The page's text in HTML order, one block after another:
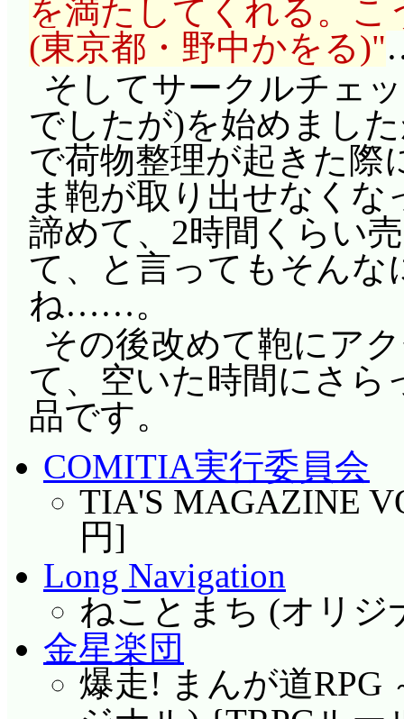
を満たしてくれる。
(東京都・野中かをる)
そしてサークルチェ
でしたが)を始めまし
で荷物整理が起きた際
ま鞄が取り出せなく
諦めて、2時間くらい
て、と言ってもそん
ね……。
その後改めて鞄にア
て、空いた時間にさら
品です。
COMITIA実行委員会
TIA'S MAGAZINE
円]
Long Navigation
ねことまち (オリ
金星楽団
爆走! まんが道RPG